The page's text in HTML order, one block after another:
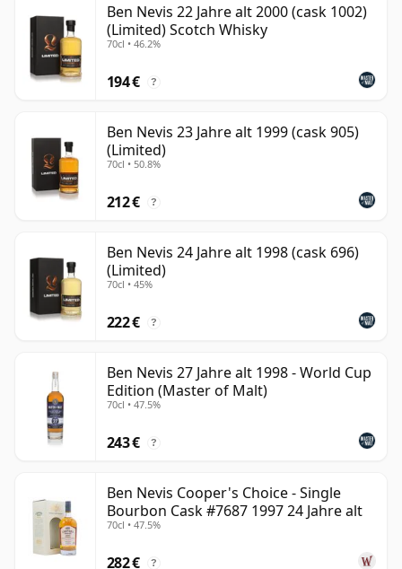
Ben Nevis 22 Jahre alt 2000 (cask 1002)
(Limited) Scotch Whisky
70cl • 46.2%
194 € ?
Ben Nevis 23 Jahre alt 1999 (cask 905)
(Limited)
70cl • 50.8%
212 € ?
Ben Nevis 24 Jahre alt 1998 (cask 696)
(Limited)
70cl • 45%
222 € ?
Ben Nevis 27 Jahre alt 1998 - World Cup
Edition (Master of Malt)
70cl • 47.5%
243 € ?
Ben Nevis Cooper's Choice - Single
Bourbon Cask #7687 1997 24 Jahre alt
70cl • 47.5%
282 € ?